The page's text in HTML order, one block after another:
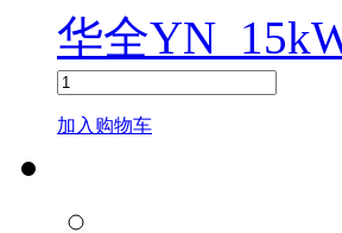
华全
加入购物车